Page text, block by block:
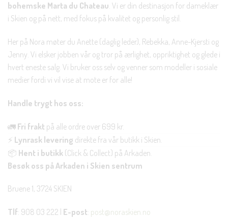
bohemske Marta du Chateau. Vi er din destinasjon for dameklær
i Skien og på nett, med fokus på kvalitet og personlig stil.
Her på Nora møter du Anette (daglig leder), Rebekka, Anne-Kjersti og
Jenny. Vi elsker jobben vår og tror på ærlighet, oppriktighet og glede i
hvert eneste salg. Vi bruker oss selv og venner som modeller i sosiale
medier fordi vi vil vise at mote er for alle!
Handle trygt hos oss:
🚛 Fri frakt på alle ordre over 699 kr.
⚡ Lynrask levering direkte fra vår butikk i Skien.
📦 Hent i butikk (Click & Collect) på Arkaden.
Besøk oss på Arkaden i Skien sentrum
Bruene 1, 3724 SKIEN
Tlf: 908 03 222 | E-post: post@noraskien.no